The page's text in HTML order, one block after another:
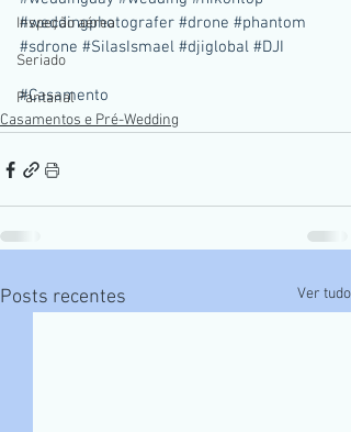
Inspeção aérea
Seriado
Pantanal
#weddingphotografer #drone #phantom
#sdrone #SilasIsmael #djiglobal #DJI
#Casamento
Casamentos e Pré-Wedding
Posts recentes Ver tudo